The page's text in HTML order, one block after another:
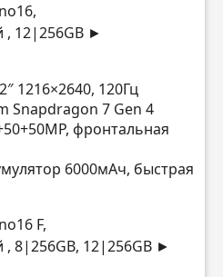
, 12|256GB ►
1216×2640, 120Гц
Snapdragon 7 Gen 4
фронтальная
6000мАч, быстрая
F,
, 8|256GB, 12|256GB ►